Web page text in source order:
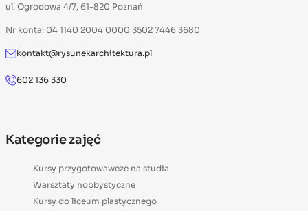
ul. Ogrodowa 4/7, 61-820 Poznań
Nr konta: 04 1140 2004 0000 3502 7446 3680
kontakt@rysunekarchitektura.pl
602 136 330
Kategorie zajęć
Kursy przygotowawcze na studia
Warsztaty hobbystyczne
Kursy do liceum plastycznego